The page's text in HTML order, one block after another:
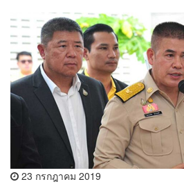
23 กรกฎาคม 2019